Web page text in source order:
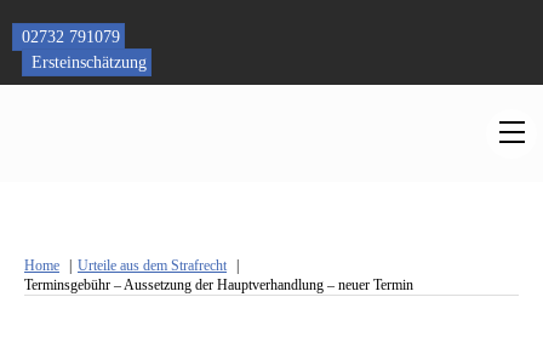
content
02732 791079
Ersteinschätzung
Home
Urteile aus dem Strafrecht
Terminsgebühr – Aussetzung der Hauptverhandlung – neuer Termin